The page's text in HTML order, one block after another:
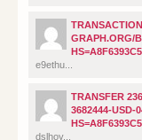
GRAPH.ORG/
e9ethu...
TRANSFER
3682444-USD-
dslhoy...